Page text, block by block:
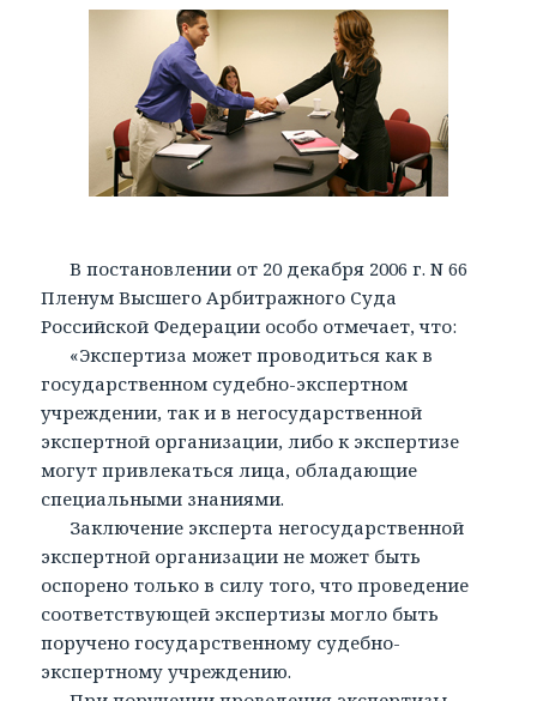
В постановлении от 20 декабря 2006 г. N 66
Пленум Высшего Арбитражного Суда
Российской Федерации особо отмечает, что:
«Экспертиза может проводиться как в
государственном судебно-экспертном
учреждении, так и в негосударственной
экспертной организации, либо к экспертизе
могут привлекаться лица, обладающие
специальными знаниями.
Заключение эксперта негосударственной
экспертной организации не может быть
оспорено только в силу того, что проведение
соответствующей экспертизы могло быть
поручено государственному судебно-
экспертному учреждению.